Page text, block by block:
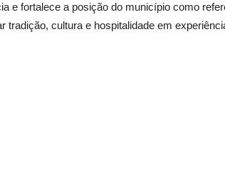
e fortalece a posição do município como
cultura e hospitalidade em